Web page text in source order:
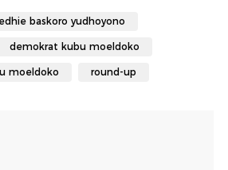
edhie baskoro yudhoyono
demokrat kubu moeldoko
moeldoko round-up